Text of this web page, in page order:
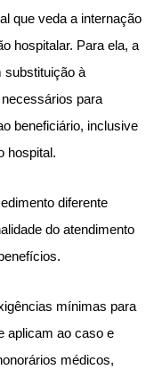
que veda a internação
hospitalar. Para ela, a
substituição à
para
beneficiário, inclusive
hospital.
diferente
do atendimento
mínimas para
aplicam ao caso e
médicos,